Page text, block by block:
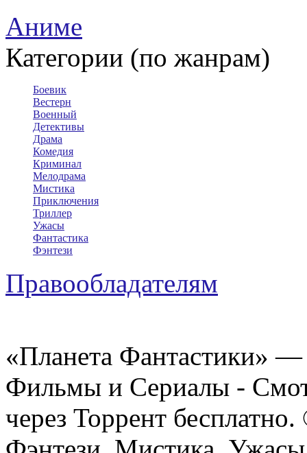
Аниме
Категории (по жанрам)
Боевик
Вестерн
Военный
Детективы
Драма
Комедия
Криминал
Мелодрама
Мистика
Приключения
Триллер
Ужасы
Фантастика
Фэнтези
Правообладателям
«Планета Фантастики»
Фильмы и Сериалы -
через Торрент